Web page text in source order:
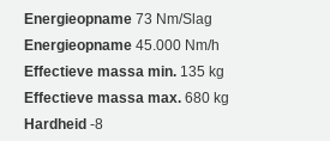
Energieopname 73 Nm/Slag
Energieopname 45.000 Nm/h
Effectieve massa min. 135 kg
Effectieve massa max. 680 kg
Hardheid -8